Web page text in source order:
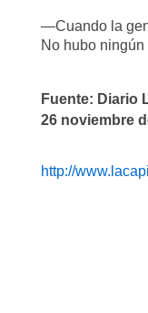
—Cuando la
No hubo
Fuente: Diario
26 noviembre
http://